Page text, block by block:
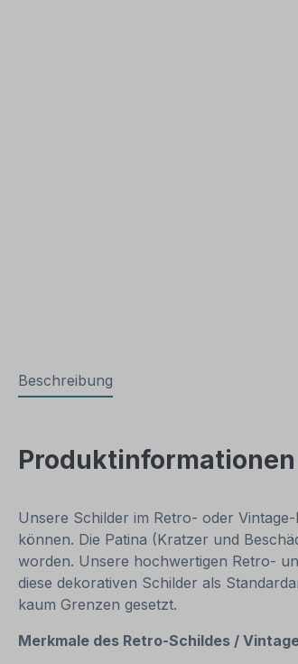
Beschreibung
Unsere Schilder im Retro- oder
können. Die Patina (Kratzer und
worden. Unsere hochwertigen Retro-
diese dekorativen Schilder als
kaum Grenzen gesetzt.
Merkmale des Retro-Schildes /